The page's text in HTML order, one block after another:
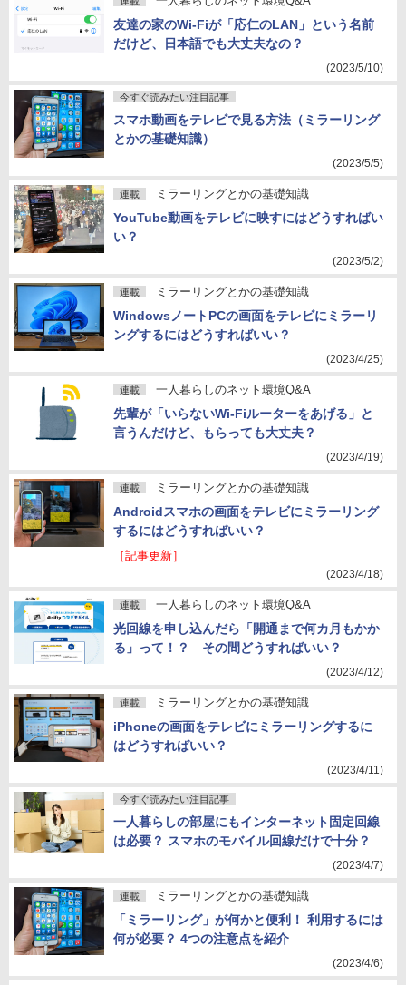
友達の家のWi-Fiが「応仁のLAN」という名前
だけど、日本語でも大丈夫なの？
(2023/5/10)
今すぐ読みたい注目記事
スマホ動画をテレビで見る方法（ミラーリング
とかの基礎知識）
(2023/5/5)
連載 ミラーリングとかの基礎知識
YouTube動画をテレビに映すにはどうすればい
い？
(2023/5/2)
連載 ミラーリングとかの基礎知識
WindowsノートPCの画面をテレビにミラーリ
ングするにはどうすればいい？
(2023/4/25)
連載 一人暮らしのネット環境Q&A
先輩が「いらないWi-Fiルーターをあげる」と
言うんだけど、もらっても大丈夫？
(2023/4/19)
連載 ミラーリングとかの基礎知識
Androidスマホの画面をテレビにミラーリング
するにはどうすればいい？
［記事更新］
(2023/4/18)
連載 一人暮らしのネット環境Q&A
光回線を申し込んだら「開通まで何カ月もかか
る」って！？ その間どうすればいい？
(2023/4/12)
連載 ミラーリングとかの基礎知識
iPhoneの画面をテレビにミラーリングするに
はどうすればいい？
(2023/4/11)
今すぐ読みたい注目記事
一人暮らしの部屋にもインターネット固定回線
は必要？ スマホのモバイル回線だけで十分？
(2023/4/7)
連載 ミラーリングとかの基礎知識
「ミラーリング」が何かと便利！ 利用するには
何が必要？ 4つの注意点を紹介
(2023/4/6)